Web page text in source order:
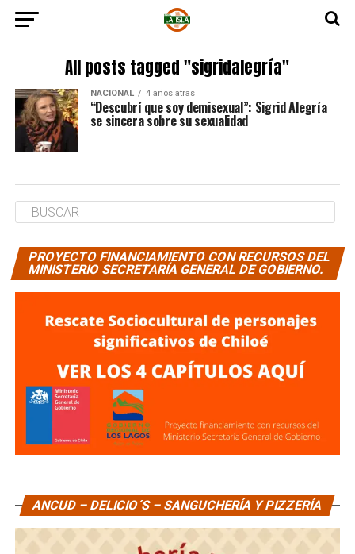
All posts tagged "sigridalegría"
NACIONAL 4 años atras
“Descubrí que soy demisexual”: Sigrid Alegría
se sincera sobre su sexualidad
PROYECTO FINANCIAMIENTO CON RECURSOS DEL
MINISTERIO SECRETARÍA GENERAL DE GOBIERNO.
ANCUD – DELICIO´S – SANGUCHERÍA Y PIZZERÍA